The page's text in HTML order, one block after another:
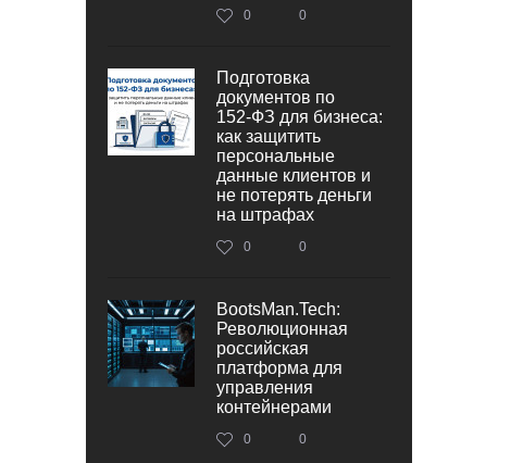
0 0
Подготовка
документов по
152‑ФЗ для бизнеса:
как защитить
персональные
данные клиентов и
не потерять деньги
на штрафах
0 0
BootsMan.Tech:
Революционная
российская
платформа для
управления
контейнерами
0 0